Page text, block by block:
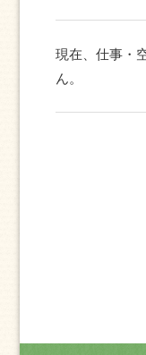
現在、仕事・
ん。